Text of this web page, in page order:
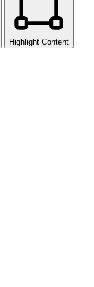
Highlight Content